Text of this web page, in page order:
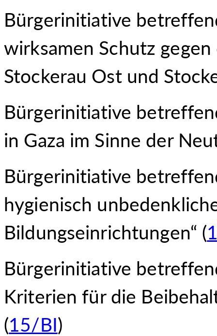
Bürgerinitiative
wirksamen Schutz
Stockerau Ost und
Bürgerinitiative
in Gaza im Sinne der
Bürgerinitiative
hygienisch
Bildungseinrichtungen“ (
Bürgerinitiative
Kriterien für die
(15/BI)